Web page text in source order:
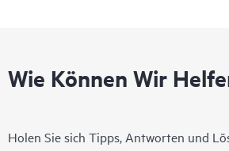
Wie Können Wir
Holen Sie sich Tipps, Antworten und